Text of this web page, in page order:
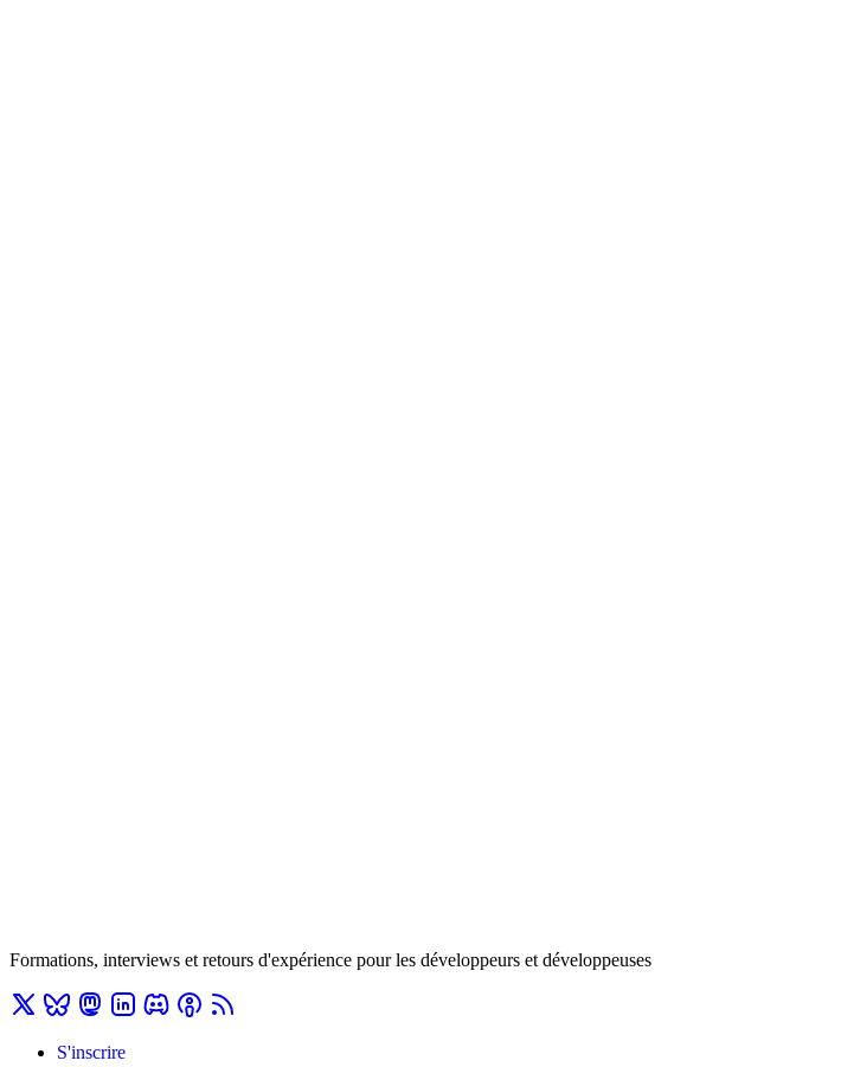
Formations, interviews et retours d'expérience pour les développeurs et développeuses
S'inscrire